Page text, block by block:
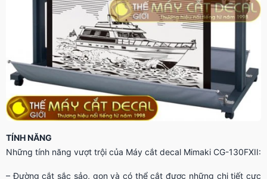
TÍNH NĂNG
Những tính năng vượt trội của Máy cắt decal Mimaki CG-130FXII:
– Đường cắt sắc sảo, gọn và có thể cắt được những chi tiết cực